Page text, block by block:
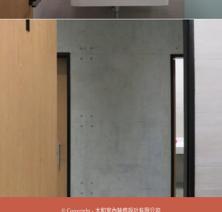
© Copyright - 大和室內裝修設計有限公司